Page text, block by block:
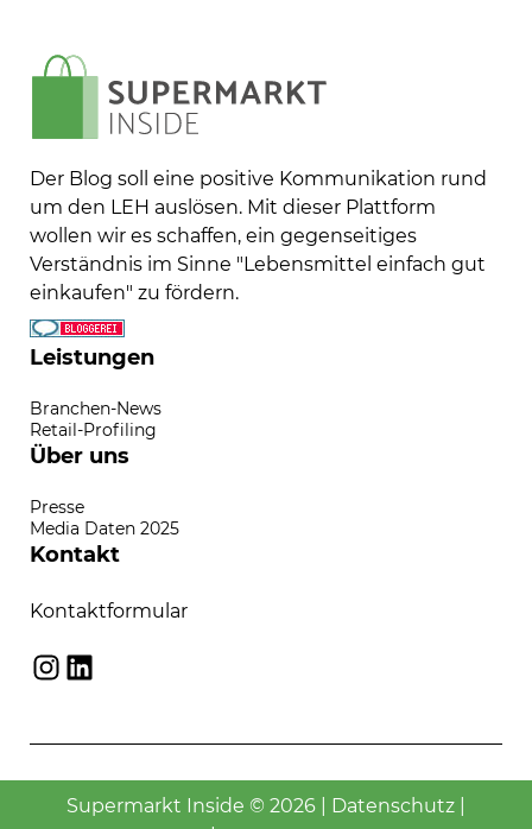
Der Blog soll eine positive Kommunikation rund
um den LEH auslösen. Mit dieser Plattform
wollen wir es schaffen, ein gegenseitiges
Verständnis im Sinne "Lebensmittel einfach gut
einkaufen" zu fördern.
Leistungen
Branchen-News
Retail-Profiling
Über uns
Presse
Media Daten 2025
Kontakt
Kontaktformular
Instagram
LinkedIn
Supermarkt Inside © 2026 | Datenschutz|